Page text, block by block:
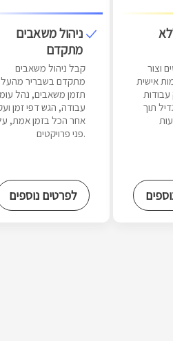
ניהול משאבים
מתקדם
קבל ניהול משאבים
מתקדם בשבריר
תזמן משאבים, נהל
עבודה, הגש דפי זמן
אחר הכל בזמן אמת,
פני פרויקטים.
לפרטים נוספים
וצור
אישית
עבודות
תוך